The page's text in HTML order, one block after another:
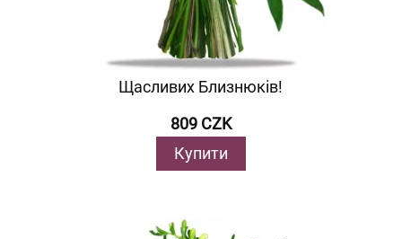
Щасливих Близнюків!
809 CZK
Купити